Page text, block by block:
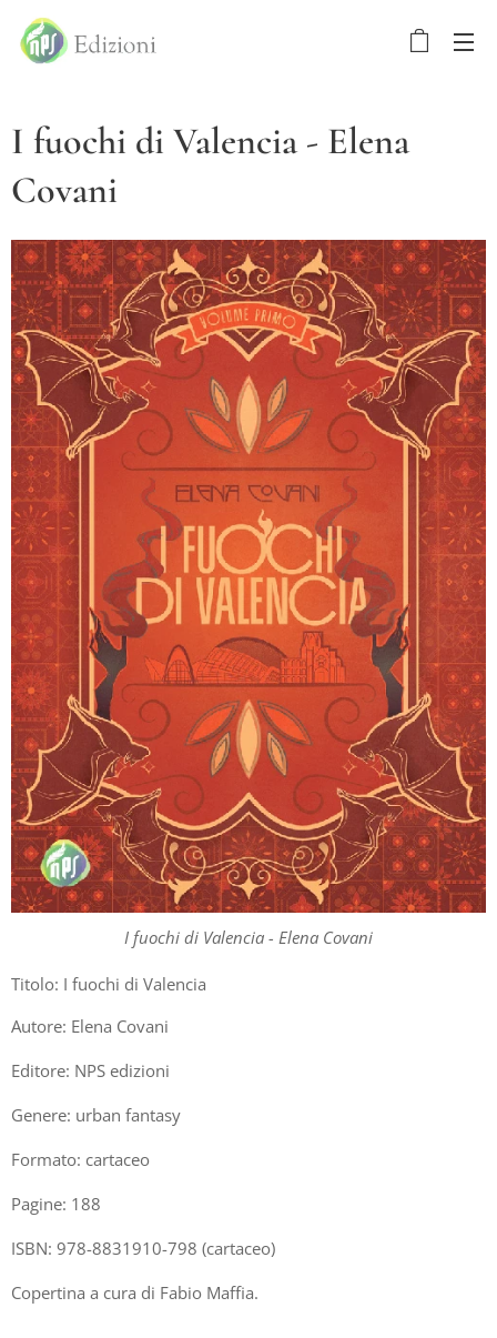
I fuochi di Valencia - Elena
Covani
I fuochi di Valencia - Elena Covani
Titolo: I fuochi di Valencia
Autore: Elena Covani
Editore: NPS edizioni
Genere: urban fantasy
Formato: cartaceo
Pagine: 188
ISBN: 978-8831910-798 (cartaceo)
Copertina a cura di Fabio Maffia.